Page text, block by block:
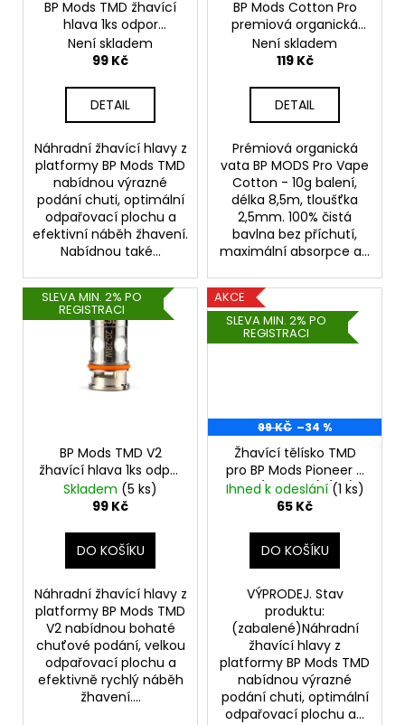
BP Mods TMD žhavící
hlava 1ks odpor
1,05ohm
Není skladem
99 Kč
DETAIL
Náhradní žhavící hlavy z
platformy BP Mods TMD
nabídnou výrazné
podání chuti, optimální
odpařovací plochu a
efektivní náběh žhavení.
Nabídnou také...
BP Mods Cotton Pro
premiová organická
bavlna 2,5mm - 8,5m
Není skladem
119 Kč
DETAIL
Prémiová organická
vata BP MODS Pro Vape
Cotton - 10g balení,
délka 8,5m, tloušťka
2,5mm. 100% čistá
bavlna bez příchutí,
maximální absorpce a...
SLEVA MIN. 2% PO
REGISTRACI
BP Mods TMD V2
žhavící hlava 1ks odpor
0,5ohm
Skladem (5 ks)
99 Kč
DO KOŠÍKU
Náhradní žhavící hlavy z
platformy BP Mods TMD
V2 nabídnou bohaté
chuťové podání, velkou
odpařovací plochu a
efektivně rychlý náběh
žhavení....
AKCE
SLEVA MIN. 2% PO
REGISTRACI
99 KČ –34 %
Žhavící tělísko TMD
pro BP Mods Pioneer S
Tank (1,05ohm) (1ks) -
VÝPRODEJ.
Ihned k odeslání (1 ks)
65 Kč
DO KOŠÍKU
VÝPRODEJ. Stav
produktu:
(zabalené)Náhradní
žhavící hlavy z
platformy BP Mods TMD
nabídnou výrazné
podání chuti, optimální
odpařovací plochu a...
HLEDAT
D
p
600
20MG
WATERMELON
(VODNÍ
MELOUN)